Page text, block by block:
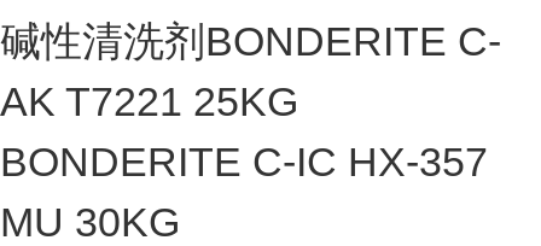
碱性清洗剂BONDERITE C-
AK T7221 25KG
BONDERITE C-IC HX-357
MU 30KG